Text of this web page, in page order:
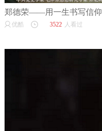
郑德荣——用一生书写信仰
优酷 3522 人看过